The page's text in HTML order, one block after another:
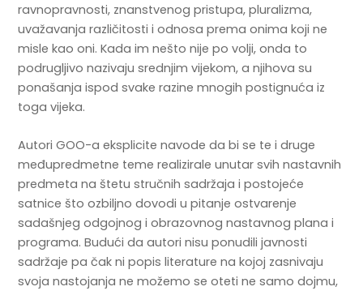
ravnopravnosti, znanstvenog pristupa, pluralizma,
uvažavanja različitosti i odnosa prema onima koji ne
misle kao oni. Kada im nešto nije po volji, onda to
podrugljivo nazivaju srednjim vijekom, a njihova su
ponašanja ispod svake razine mnogih postignuća iz
toga vijeka.
Autori GOO-a eksplicite navode da bi se te i druge
međupredmetne teme realizirale unutar svih nastavnih
predmeta na štetu stručnih sadržaja i postojeće
satnice što ozbiljno dovodi u pitanje ostvarenje
sadašnjeg odgojnog i obrazovnog nastavnog plana i
programa. Budući da autori nisu ponudili javnosti
sadržaje pa čak ni popis literature na kojoj zasnivaju
svoja nastojanja ne možemo se oteti ne samo dojmu,